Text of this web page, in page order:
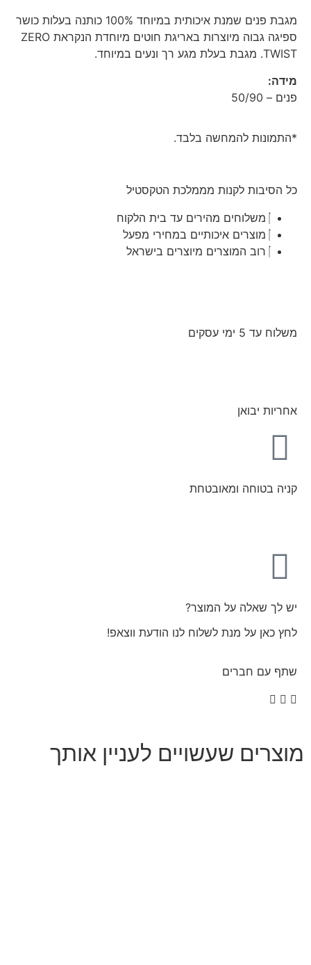
מגבת פנים שמנת איכותית במיוחד 100% כותנה בעלות כושר
ספיגה גבוה מיוצרות באריגת חוטים מיוחדת הנקראת ZERO
TWIST. מגבת בעלת מגע רך ונעים במיוחד.
מידה:
פנים – 50/90
*התמונות להמחשה בלבד.
כל הסיבות לקנות מממלכת הטקסטיל
משלוחים מהירים עד בית הלקוח
מוצרים איכותיים במחירי מפעל
רוב המוצרים מיוצרים בישראל
משלוח עד 5 ימי עסקים
אחריות יבואן
קניה בטוחה ומאובטחת
יש לך שאלה על המוצר?
לחץ כאן על מנת לשלוח לנו הודעת ווצאפ!
שתף עם חברים
מוצרים שעשויים לעניין אותך